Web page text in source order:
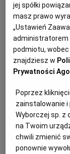
na wiele
carbonarę z
dodaje głębi
aromat dania.
neutralnym,
kompozycję z
kokosowego w
on kremowy i
reszcie
jej spółki
masz prawo
„Ustawień
administratorem
podmiotu,
znajdziesz w
Prywatności
Poprzez
zainstalowanie i
Wyborczej sp. z
na Twoim
chwili zmienić
ponownie